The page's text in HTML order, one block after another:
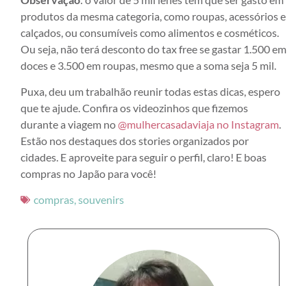
produtos da mesma categoria, como roupas, acessórios e
calçados, ou consumíveis como alimentos e cosméticos.
Ou seja, não terá desconto do tax free se gastar 1.500 em
doces e 3.500 em roupas, mesmo que a soma seja 5 mil.
Puxa, deu um trabalhão reunir todas estas dicas, espero
que te ajude. Confira os videozinhos que fizemos
durante a viagem no@mulhercasadaviaja no Instagram.
Estão nos destaques dos stories organizados por
cidades. E aproveite para seguir o perfil, claro! E boas
compras no Japão para você!
compras,souvenirs